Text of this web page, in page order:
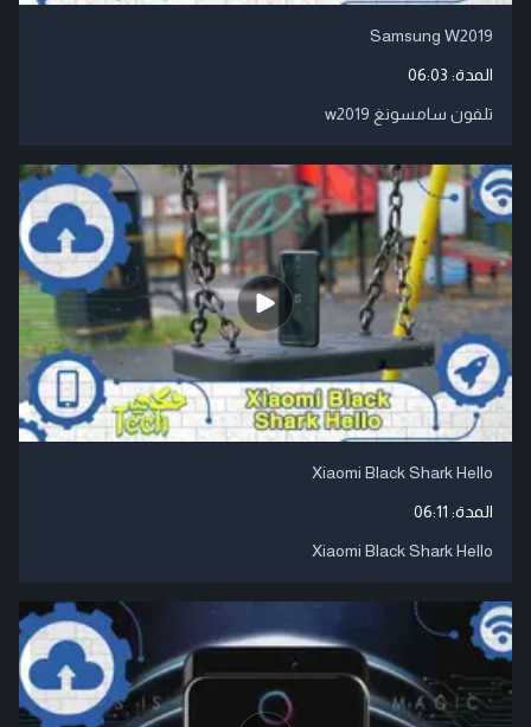
Samsung W2019
المدة: 06:03
تلفون سامسونغ w2019
Xiaomi Black Shark Hello
المدة: 06:11
Xiaomi Black Shark Hello